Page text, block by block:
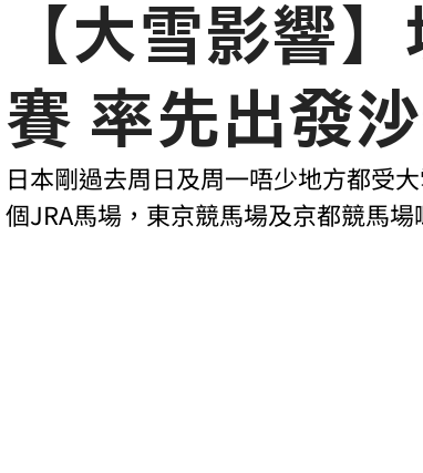
【大雪影響
賽 率先出發
日本剛過去周日及周一唔少地方都受
個JRA馬場，東京競馬場及京都競馬